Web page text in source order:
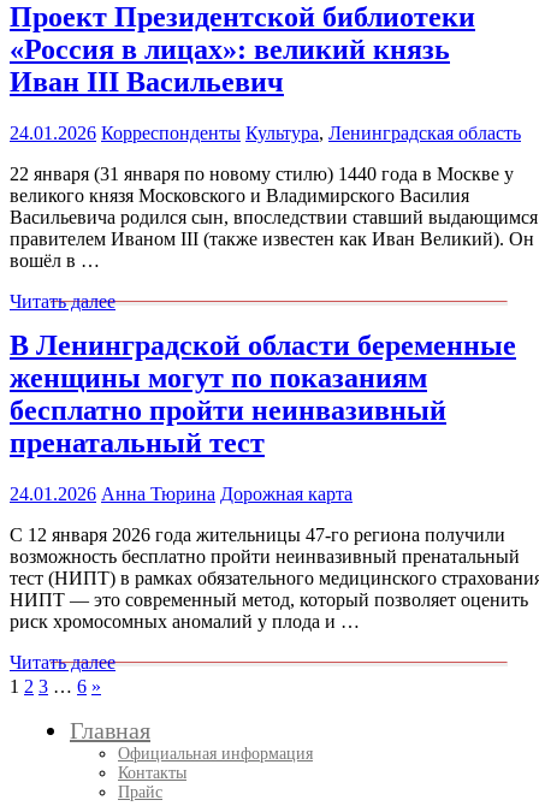
Проект Президентской библиотеки
«Россия в лицах»: великий князь
Иван III Васильевич
24.01.2026 Корреспонденты Культура, Ленинградская область
22 января (31 января по новому стилю) 1440 года в Москве у
великого князя Московского и Владимирского Василия
Васильевича родился сын, впоследствии ставший выдающимся
правителем Иваном III (также известен как Иван Великий). Он
вошёл в …
Читать далее
В Ленинградской области беременные
женщины могут по показаниям
бесплатно пройти неинвазивный
пренатальный тест
24.01.2026 Анна Тюрина Дорожная карта
С 12 января 2026 года жительницы 47-го региона получили
возможность бесплатно пройти неинвазивный пренатальный
тест (НИПТ) в рамках обязательного медицинского
НИПТ — это современный метод, который позволяет оценить
риск хромосомных аномалий у плода и …
Читать далее
Пагинация
записей
1 2 3 … 6 След.
»
Главная
Официальная информация
Контакты
Прайс